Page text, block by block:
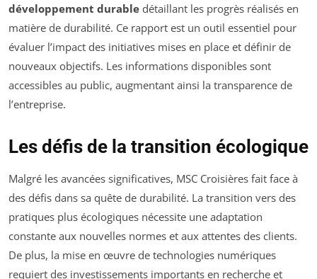
développement durable détaillant les progrès réalisés en
matière de durabilité. Ce rapport est un outil essentiel pour
évaluer l’impact des initiatives mises en place et définir de
nouveaux objectifs. Les informations disponibles sont
accessibles au public, augmentant ainsi la transparence de
l’entreprise.
Les défis de la transition écologique
Malgré les avancées significatives, MSC Croisières fait face à
des défis dans sa quête de durabilité. La transition vers des
pratiques plus écologiques nécessite une adaptation
constante aux nouvelles normes et aux attentes des clients.
De plus, la mise en œuvre de technologies numériques
requiert des investissements importants en recherche et